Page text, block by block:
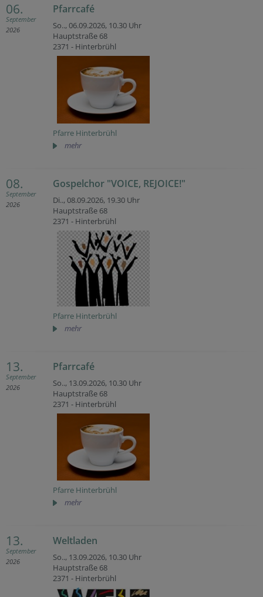
06.
September
2026
Pfarrcafé
So.., 06.09.2026, 10.30 Uhr
Hauptstraße 68
2371 - Hinterbrühl
Pfarre Hinterbrühl
mehr
08.
September
2026
Gospelchor "VOICE, REJOICE!"
Di.., 08.09.2026, 19.30 Uhr
Hauptstraße 68
2371 - Hinterbrühl
Pfarre Hinterbrühl
mehr
13.
September
2026
Pfarrcafé
So.., 13.09.2026, 10.30 Uhr
Hauptstraße 68
2371 - Hinterbrühl
Pfarre Hinterbrühl
mehr
13.
September
2026
Weltladen
So.., 13.09.2026, 10.30 Uhr
Hauptstraße 68
2371 - Hinterbrühl